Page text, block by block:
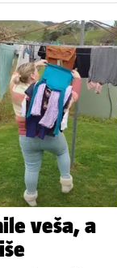
veša, a